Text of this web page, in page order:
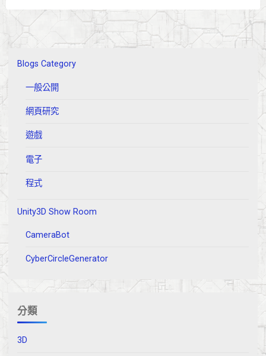
Joomla
>
TinyMCE
中
許
用
輸
Script"
Blogs Category
一般公開
網頁研究
遊戲
電子
程式
Unity3D Show Room
CameraBot
CyberCircleGenerator
分類
3D